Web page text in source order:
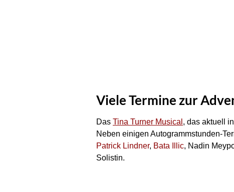
Viele Termine zur
Das Tina Turner Musical , das aktuell
Neben einigen Autogrammstunden-
Patrick Lindner, Bata Illic, Nadin
Solistin.